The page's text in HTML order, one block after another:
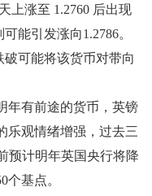
上涨至 1.2760 后出现
能引发涨向1.2786。
破可能将该货币对带向
年有前途的货币，英镑
乐观情绪增强，过去三
预计明年英国央行将降
个基点。